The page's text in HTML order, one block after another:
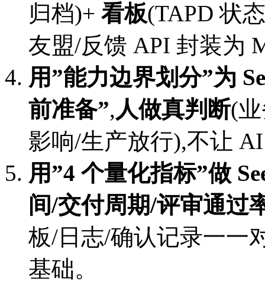
归档)+ 看板(TAPD 状
友盟/反馈 API 封装为
用”能力边界划分”为
前准备”,人做真判断(
影响/生产放行),不让
用”4 个量化指标”做
间/交付周期/评审通过
板/日志/确认记录一一
基础。